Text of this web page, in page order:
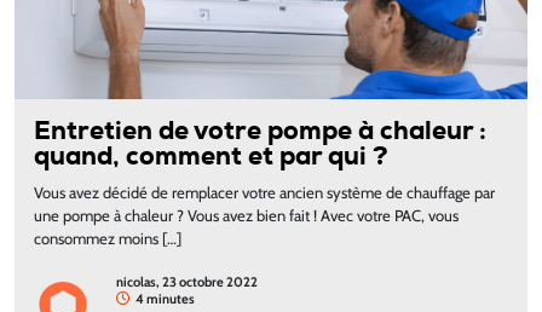
Entretien de votre pompe à chaleur :
quand, comment et par qui ?
Vous avez décidé de remplacer votre ancien système de chauffage par
une pompe à chaleur ? Vous avez bien fait ! Avec votre PAC, vous
consommez moins […]
nicolas, 23 octobre 2022
4 minutes